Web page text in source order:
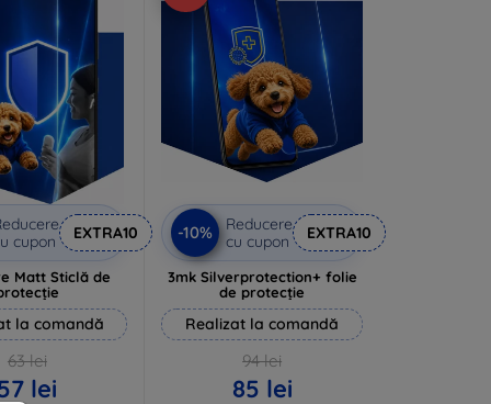
cupon
EXTRA10
Matt Sticlă de
la comandă
63 lei
lei
-10%
Reducere
cu cupon
EXTRA10
3mk Silverprotection+ folie
de protecție
Realizat la comandă
94 lei
85 lei